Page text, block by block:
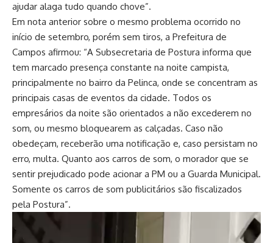
ajudar alaga tudo quando chove”.
Em nota anterior sobre o mesmo problema ocorrido no
início de setembro, porém sem tiros, a Prefeitura de
Campos afirmou: “A Subsecretaria de Postura informa que
tem marcado presença constante na noite campista,
principalmente no bairro da Pelinca, onde se concentram as
principais casas de eventos da cidade. Todos os
empresários da noite são orientados a não excederem no
som, ou mesmo bloquearem as calçadas. Caso não
obedeçam, receberão uma notificação e, caso persistam no
erro, multa. Quanto aos carros de som, o morador que se
sentir prejudicado pode acionar a PM ou a Guarda Municipal.
Somente os carros de som publicitários são fiscalizados
pela Postura”.
de